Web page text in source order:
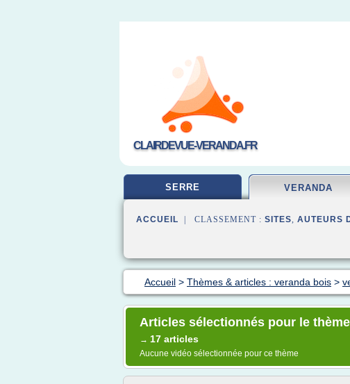
CLAIRDEVUE-VERANDA.FR
SERRE VERANDA
ACCUEIL | CLASSEMENT : SITES, AUTEURS
Accueil > Thèmes & articles : veranda bois >
Articles sélectionnés pour le
→ 17 articles
Aucune vidéo sélectionnée pour ce thème